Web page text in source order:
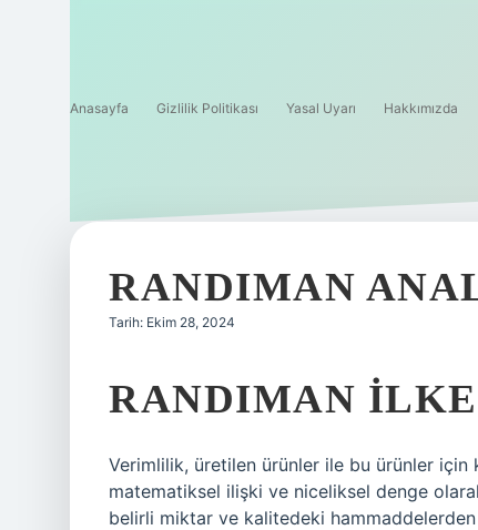
Anasayfa Gizlilik Politikası Yasal Uyarı Hakkımızda
RANDIMAN
Tarih: Ekim 28, 2024
RANDIMAN
Verimlilik, üretilen ürünler ile bu ürünler için
matematiksel ilişki ve niceliksel denge
belirli miktar ve kalitedeki